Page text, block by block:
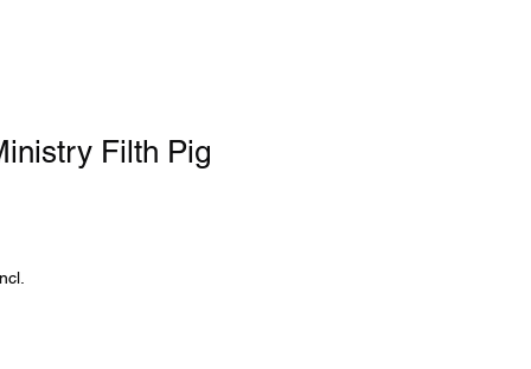
Filth Pig